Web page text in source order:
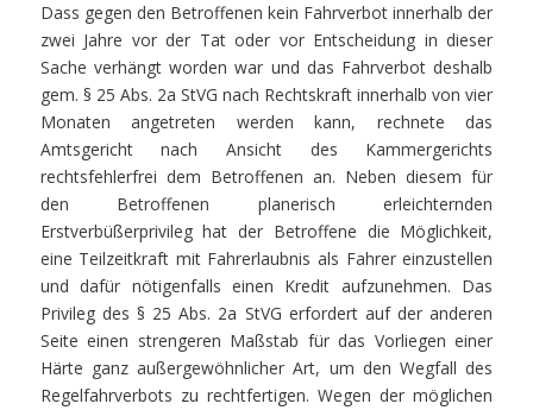
Dass gegen den Betroffenen kein Fahrverbot innerhalb der
zwei Jahre vor der Tat oder vor Entscheidung in dieser
Sache verhängt worden war und das Fahrverbot deshalb
gem. § 25 Abs. 2a StVG nach Rechtskraft innerhalb von vier
Monaten angetreten werden kann, rechnete das
Amtsgericht nach Ansicht des Kammergerichts
rechtsfehlerfrei dem Betroffenen an. Neben diesem für
den Betroffenen planerisch erleichternden
Erstverbüßerprivileg hat der Betroffene die Möglichkeit,
eine Teilzeitkraft mit Fahrerlaubnis als Fahrer einzustellen
und dafür nötigenfalls einen Kredit aufzunehmen. Das
Privileg des § 25 Abs. 2a StVG erfordert auf der anderen
Seite einen strengeren Maßstab für das Vorliegen einer
Härte ganz außergewöhnlicher Art, um den Wegfall des
Regelfahrverbots zu rechtfertigen. Wegen der möglichen